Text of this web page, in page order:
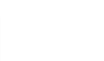
overslaan of direct naar